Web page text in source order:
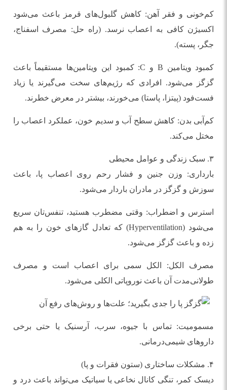
کم‌خونی و فقر آهن: کاهش گلبول‌های قرمز باعث می‌شود
اکسیژن کافی به اعصاب نرسد. (راه حل: مصرف اسفناج،
جگر، پسته).
کمبود ویتامین B و C: کمبود این ویتامین‌ها مستقیماً باعث
گزگز می‌شود. افرادی که رژیم‌های سخت می‌گیرند یا زیاد
فست‌فود (پیتزا، پاستا) می‌خورند، بیشتر در معرض خطرند.
کم‌آبی بدن: کاهش سطح آب و سدیم خون، عملکرد اعصاب را
مختل می‌کند.
۳. سبک زندگی و عوامل محیطی
بارداری: وزن جنین و فشار رحم روی اعصاب پا، باعث
سوزش و گزگز در مادران باردار می‌شود.
استرس و اضطراب: وقتی مضطرب هستید، تنفس‌تان سریع
می‌شود (Hyperventilation) که تعادل گازهای خون را به هم
زده و باعث گزگز می‌شود.
مصرف الکل: الکل سمی برای اعصاب است و مصرف
طولانی‌مدت آن باعث نوروپاتی الکلی می‌شود.
مسمومیت: تماس با جیوه، سرب، آرسنیک یا حتی برخی
داروهای شیمی‌درمانی.
۴. مشکلات ساختاری (ستون فقرات و پا)
دیسک کمر، تنگی کانال نخاعی یا سیاتیک می‌تواند باعث درد و